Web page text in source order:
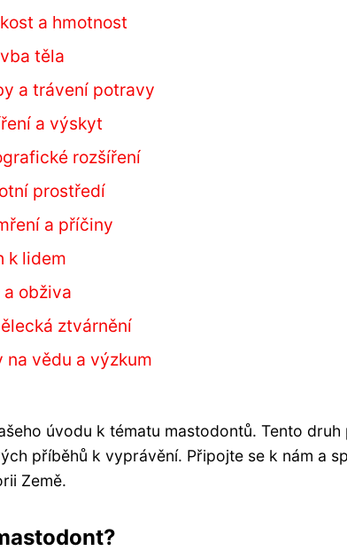
a hmotnost
těla
a trávení potravy
a výskyt
rozšíření
prostředí
a příčiny
k lidem
a obživa
ztvárnění
na vědu a výzkum
úvodu k tématu mastodontů. Tento
příběhů k vyprávění. Připojte se k nám a
Země.